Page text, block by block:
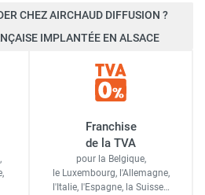
CHEZ AIRCHAUD DIFFUSION ?
IMPLANTÉE EN ALSACE
Franchise
de la TVA
pour la Belgique,
le Luxembourg, l'Allemagne,
l'Italie, l'Espagne, la Suisse…